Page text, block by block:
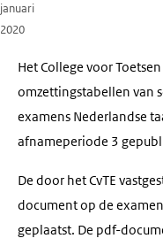
januari
2020
Het College voor
omzettingstabellen van
examens Nederlandse
afnameperiode 3
De door het CvTE
document op de
geplaatst. De pdf-